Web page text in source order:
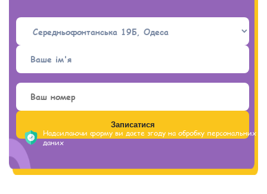
- порушено моторику та координацію руху.
Надсилаючи форму ви даєте згоду на обробку персональних
даних